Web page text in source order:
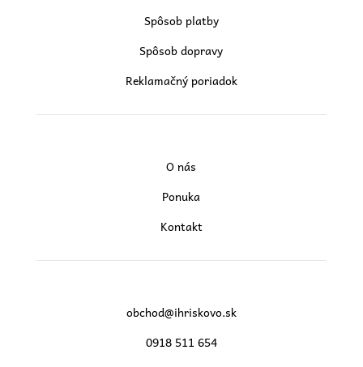
Spôsob platby
Spôsob dopravy
Reklamačný poriadok
O nás
Ponuka
Kontakt
obchod@ihriskovo.sk
0918 511 654